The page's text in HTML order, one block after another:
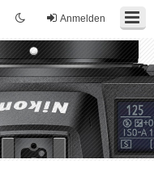
Anmelden